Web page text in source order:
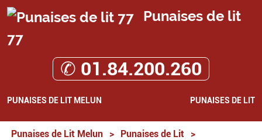
Punaises de lit
77
✆ 01.84.200.260
PUNAISES DE LIT MELUN PUNAISES DE LIT
Punaises de Lit Melun > Punaises de Lit
>